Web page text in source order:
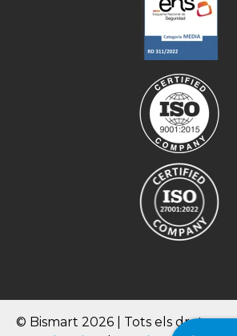
© Bismart 2026 | Tots els drets